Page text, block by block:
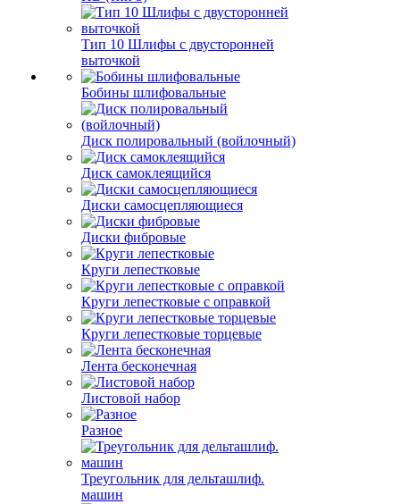
Тип 10 Шлифы с двусторонней
выточкой
Бобины шлифовальные
Диск полировальный (войлочный)
Диск самоклеящийся
Диски самосцепляющиеся
Диски фибровые
Круги лепестковые
Круги лепестковые с оправкой
Круги лепестковые торцевые
Лента бесконечная
Листовой набор
Разное
Треугольник для дельташлиф.
машин